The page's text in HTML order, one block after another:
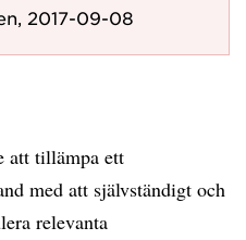
2017-09-08
att tillämpa ett
med att självständigt och
relevanta